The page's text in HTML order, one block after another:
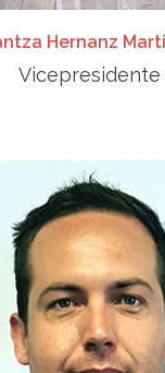
Hernanz
Vicepresidente